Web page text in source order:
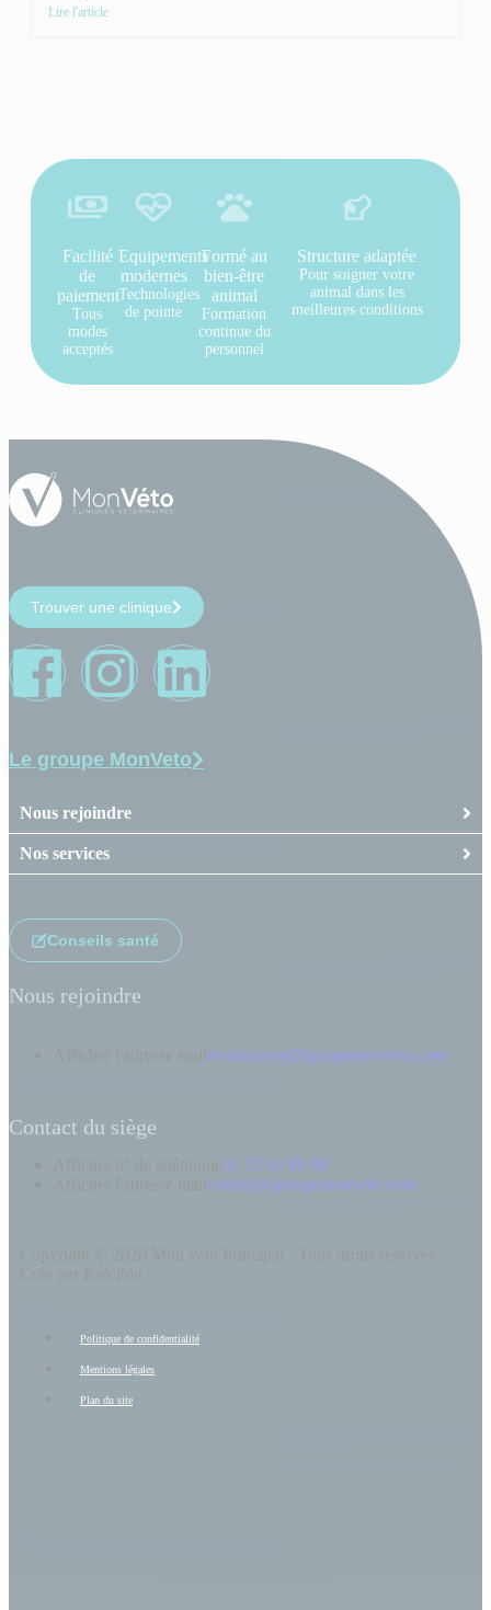
Lire l'article
Facilité
de
paiement
Tous
modes
acceptés
Equipements
modernes
Technologies
de pointe
Formé au
bien-être
animal
Formation
continue du
personnel
Structure adaptée
Pour soigner votre
animal dans les
meilleures conditions
Trouver une clinique
Le groupe MonVeto
Nous rejoindre
Nos services
Conseils santé
Nous rejoindre
recrutement@groupemonveto.com
Contact du siège
02 35 63 89 08
Afficher l'adresse mail contact@groupemonveto.com
Politique de confidentialité
Mentions légales
Plan du site